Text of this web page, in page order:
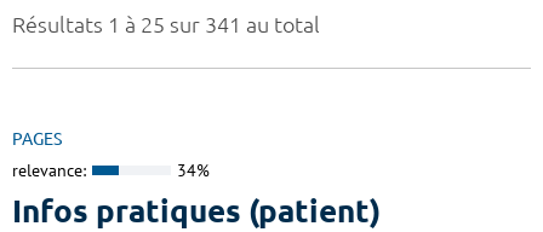
Résultats 1 à 25 sur 341 au total
PAGES
relevance: 34%
Infos pratiques (patient)